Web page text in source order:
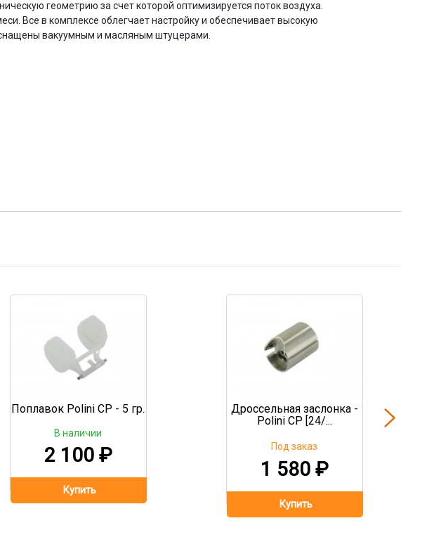
геометрию за счет которой оптимизируется поток воздуха.
Все в комплексе облегчает настройку и обеспечивает высокую
вакуумным и масляным штуцерами.
Поплавок Polini CP - 5 гр.
2 100 ₽
В наличии
Дроссельная заслонка -
Polini CP [24/...
1 580 ₽
Под заказ